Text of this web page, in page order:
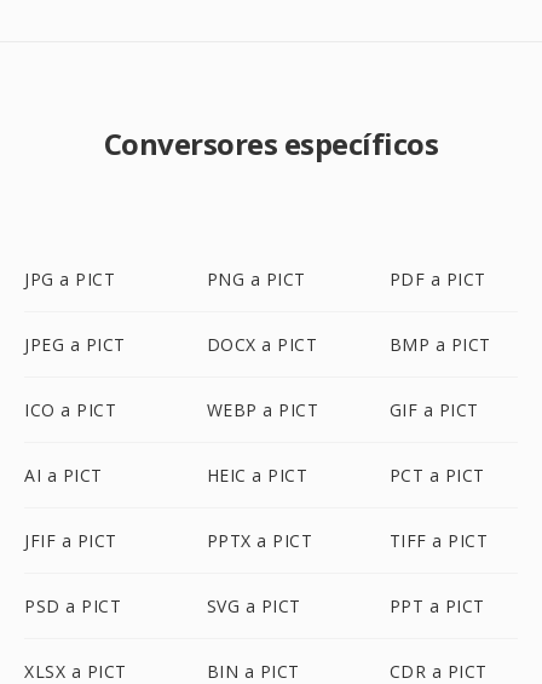
Conversores específicos
JPG a PICT PNG a PICT PDF a PICT
JPEG a PICT DOCX a PICT BMP a PICT
ICO a PICT WEBP a PICT GIF a PICT
AI a PICT HEIC a PICT PCT a PICT
JFIF a PICT PPTX a PICT TIFF a PICT
PSD a PICT SVG a PICT PPT a PICT
XLSX a PICT BIN a PICT CDR a PICT